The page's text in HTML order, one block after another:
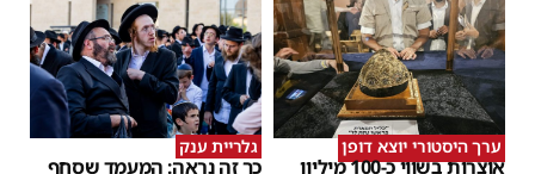
ערך היסטורי יוצא דופן
אוצרות בשווי כ-100 מיליון
גלריית ענק
כך זה נראה: המעמד שסחף